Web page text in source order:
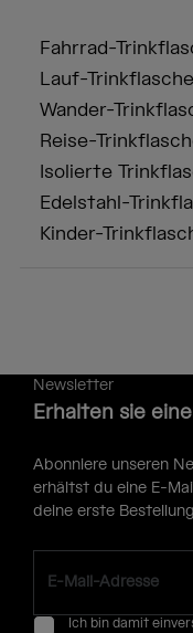
Fahrrad-
Lauf-
Wander-
Reise-
Isolierte
Edelstahl-
Kinder-
Newsletter
Erhalten sie
Abonniere unseren
erhältst du eine E-
deine erste
Ich bin damit